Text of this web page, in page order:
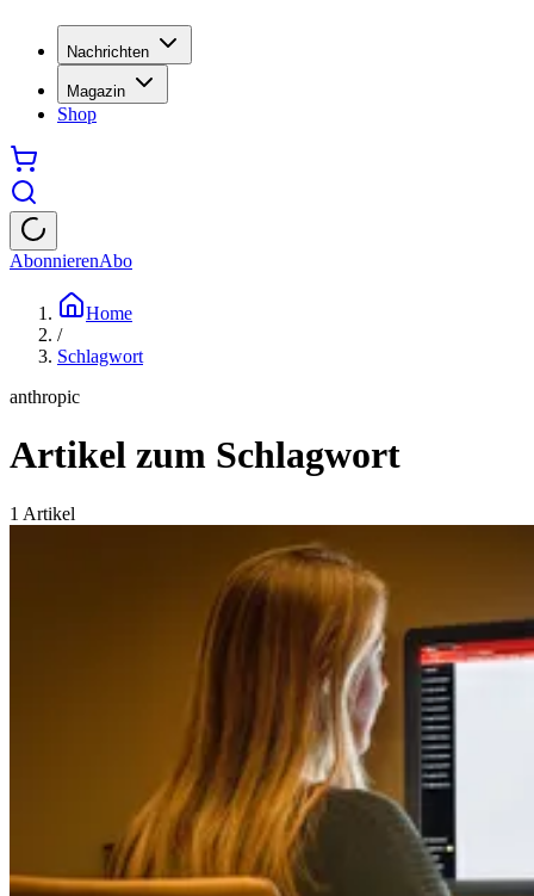
Nachrichten
Magazin
Shop
AbonnierenAbo
Home
/
Schlagwort
anthropic
Artikel zum Schlagwort
1 Artikel